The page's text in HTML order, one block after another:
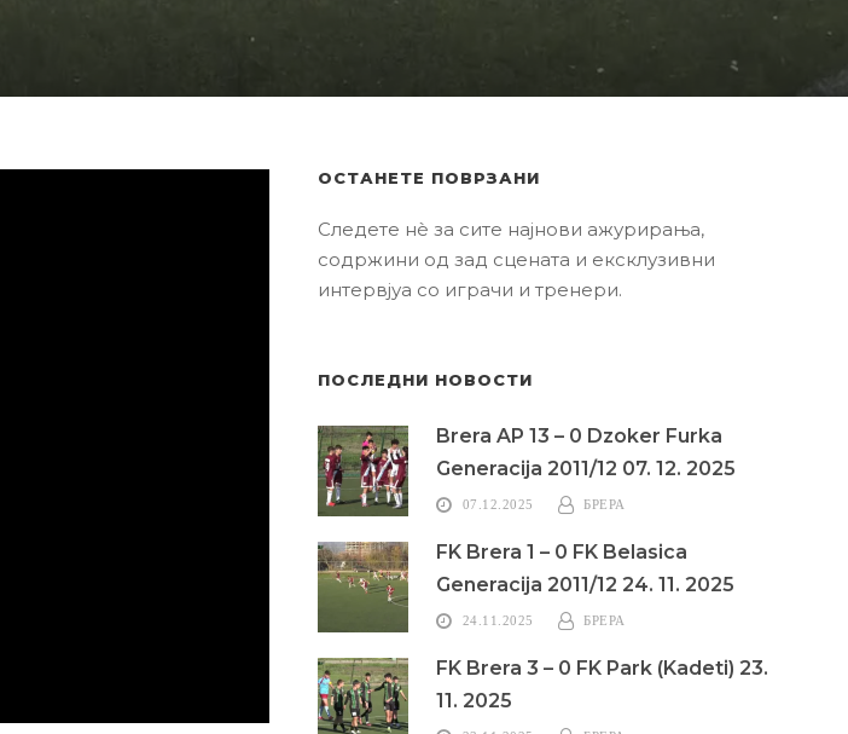
ОСТАНЕТЕ ПОВРЗАНИ
Следете нè за сите најнови ажурирања,
содржини од зад сцената и ексклузивни
интервјуа со играчи и тренери.
ПОСЛЕДНИ НОВОСТИ
Brera AP 13 – 0 Dzoker Furka
Generacija 2011/12 07. 12. 2025
07.12.2025 БРЕРА
FK Brera 1 – 0 FK Belasica
Generacija 2011/12 24. 11. 2025
24.11.2025 БРЕРА
FK Brera 3 – 0 FK Park (Kadeti) 23.
11. 2025